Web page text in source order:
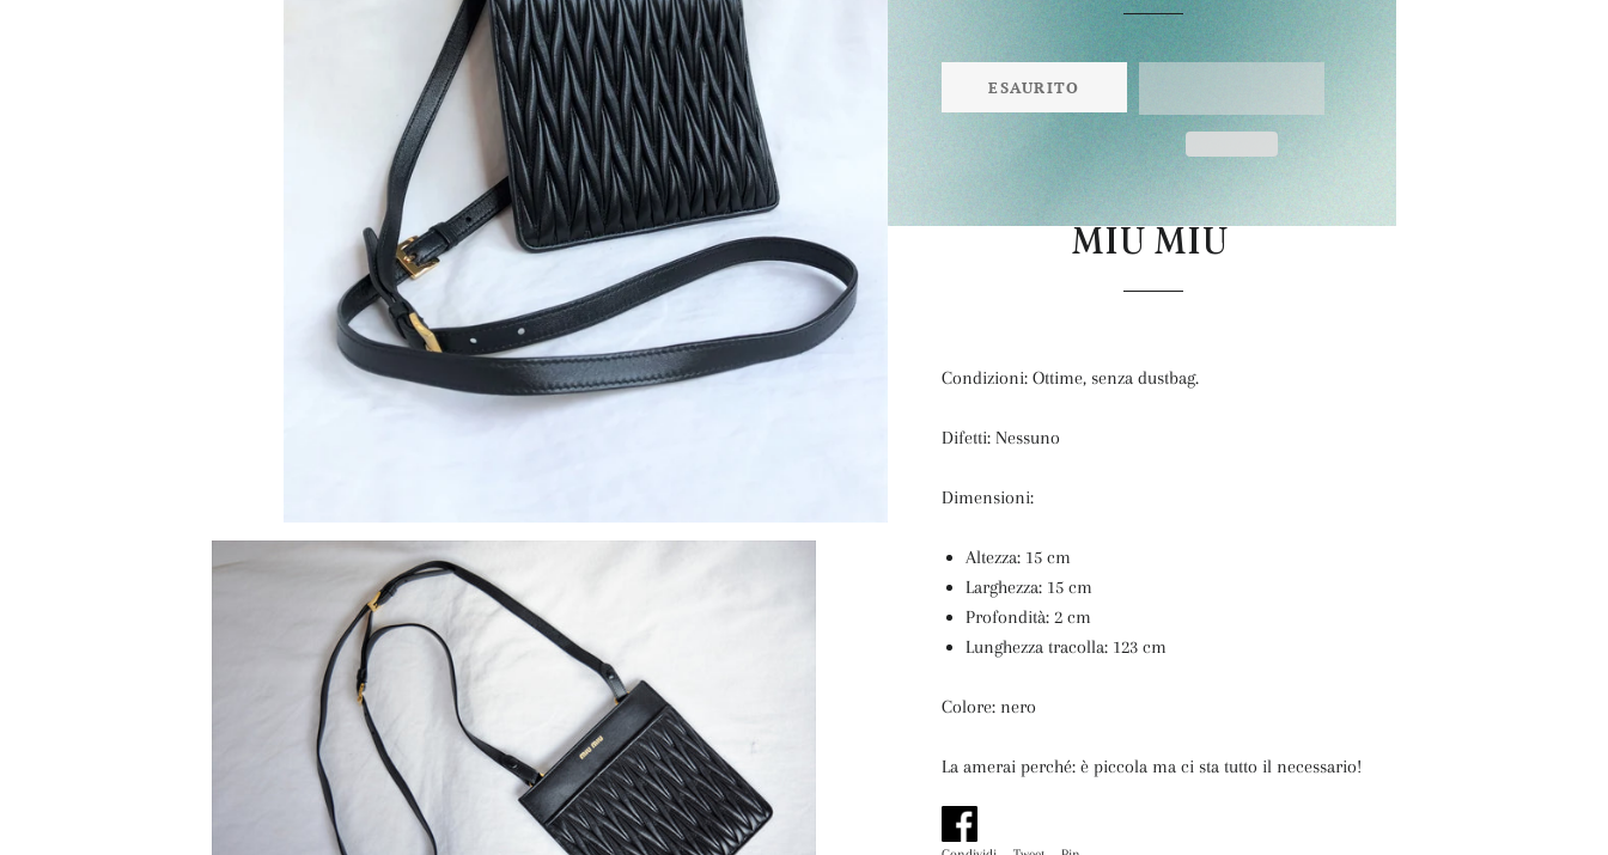
ESAURITO
MIU MIU
Condizioni: Ottime, senza dustbag.
Difetti: Nessuno
Dimensioni:
Altezza: 15 cm
Larghezza: 15 cm
Profondità: 2 cm
Lunghezza tracolla: 123 cm
Colore: nero
La amerai perché: è piccola ma ci sta tutto il necessario!